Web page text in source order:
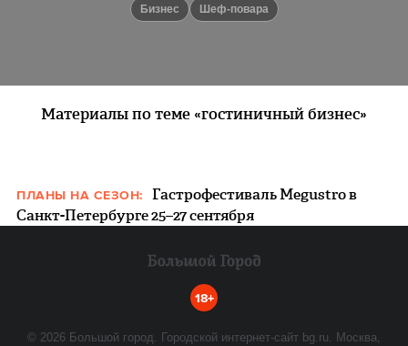
бизнес
шеф-повара
Материалы по теме «гостиничный бизнес»
ПЛАНЫ НА СЕЗОН:
Гастрофестиваль Megustro в
Санкт-Петербурге 25–27 сентября
18+
© 2026 Большой город. Городской интернет-сайт bg.ru. Москва,